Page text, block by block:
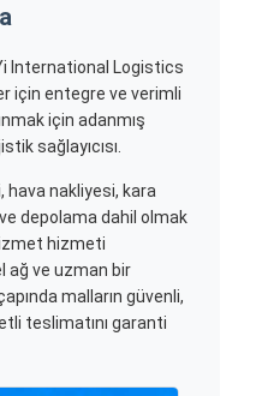
International Logistics
için entegre ve verimli
için adanmış
sağlayıcısı.
hava nakliyesi, kara
ve depolama dahil olmak
hizmeti
ağ ve uzman bir
malların güvenli,
teslimatını garanti